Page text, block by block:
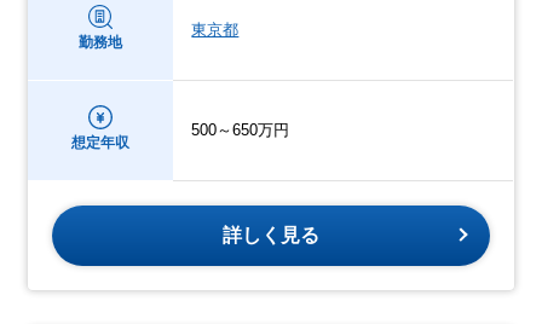
勤務地
東京都
想定年収
500～650万円
詳しく見る